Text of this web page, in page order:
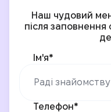
Наш чудовий
після
Ім'я*
Телефон*